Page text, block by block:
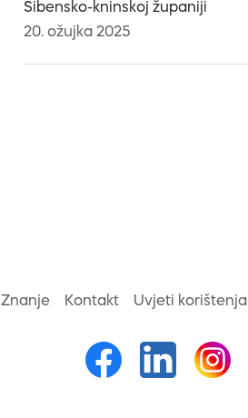
Šibensko-kninskoj županiji
20. ožujka 2025
Znanje Kontakt Uvjeti korištenja